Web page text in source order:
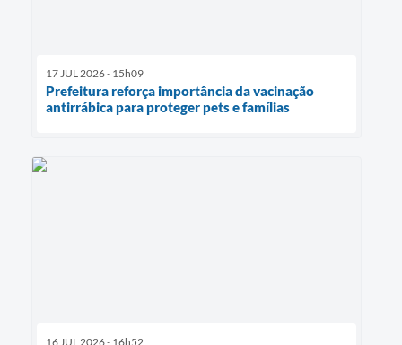
17 JUL 2026 - 15h09
Prefeitura reforça importância da vacinação
antirrábica para proteger pets e famílias
16 JUL 2026 - 16h52